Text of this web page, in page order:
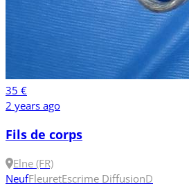
35 €
2 years ago
Fils de corps
Elne (FR)
NeufFleuretEscrime DiffusionD